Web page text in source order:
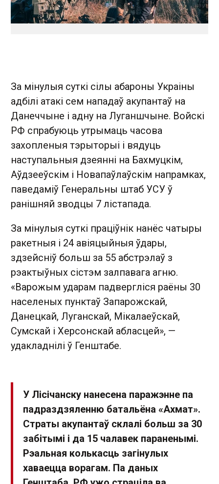
За мінулыя суткі сілы абароны Украіны
адбілі атакі сем нападаў акупантаў на
Данеччыне і адну на Луганшчыне. Войскі
РФ спрабуюць утрымаць часова
захопленыя тэрыторыі і вядуць
наступальныя дзеянні на Бахмуцкім,
Аўдзееўскім і Новапаўлаўскім напрамках,
паведаміў Генеральны штаб УСУ ў
ранішняй зводцы 7 лістапада.
За мінулыя суткі праціўнік нанёс чатыры
ракетныя і 24 авіяцыйныя ўдары,
здзейсніў больш за 55 абстрэлаў з
рэактыўных сістэм залпавага агню.
«Варожым ударам падвергліся раёны 30
населеных пунктаў Запарожскай,
Данецкай, Луганскай, Мікалаеўскай,
Сумскай і Херсонскай абласцей», —
удакладнілі ў Генштабе.
У Лісічанску нанесена паражэнне па
падраздзяленню батальёна «Ахмат».
Страты акупантаў склалі больш за 30
забітымі і да 15 чалавек параненымі.
Рэальная колькасць загінулых
хаваецца ворагам. Па даных